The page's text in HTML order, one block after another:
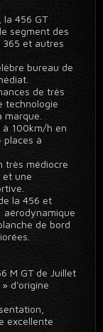
la 456 GT
segment des
365 et autres
bureau de
de très
technologie
à 100km/h en
places à
très médiocre
et une
la 456 et
aérodynamique
de bord
M GT de Juillet
d'origine
excellente